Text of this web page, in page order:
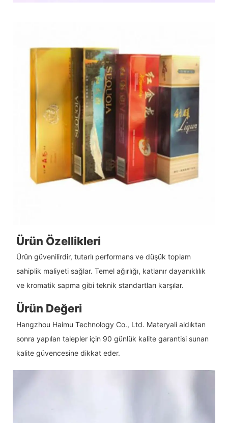
Ürün Özellikleri
Ürün güvenilirdir, tutarlı performans ve düşük toplam
sahiplik maliyeti sağlar. Temel ağırlığı, katlanır dayanıklılık
ve kromatik sapma gibi teknik standartları karşılar.
Ürün Değeri
Hangzhou Haimu Technology Co., Ltd. Materyali aldıktan
sonra yapılan talepler için 90 günlük kalite garantisi sunan
kalite güvencesine dikkat eder.